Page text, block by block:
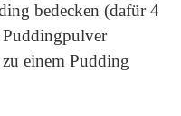
bedecken (dafür 4
einem Pudding